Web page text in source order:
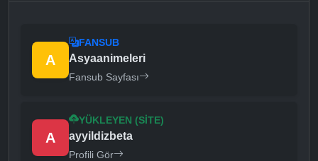
A
FANSUB
Asyaanimeleri
Fansub Sayfası
A
YÜKLEYEN (SITE)
ayyildizbeta
Profili Gör